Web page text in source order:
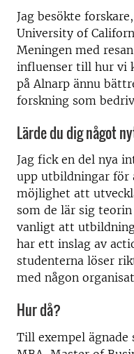
Jag besökte
University of
Meningen med
influenser till hur vi
på Alnarp ännu
forskning som
Lärde du dig något
Jag fick en del nya
upp utbildningar för
möjlighet att
som de lär sig
vanligt att
har ett inslag av
studenterna löser
med någon
Hur då?
Till exempel